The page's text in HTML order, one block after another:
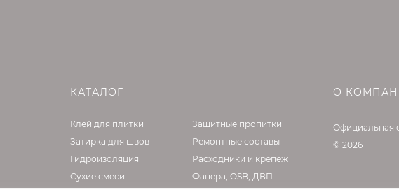
КАТАЛОГ
Клей для плитки
Затирка для швов
Гидроизоляция
Сухие смеси
Защитные пропитки
Ремонтные составы
Расходники и крепеж
Фанера, OSB, ДВП
О
Официальная
© 2026